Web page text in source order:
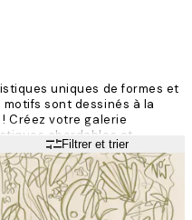
uniques de formes et
sont dessinés à la
!Créez votre galerie
abordable s et
Filtrer et trier